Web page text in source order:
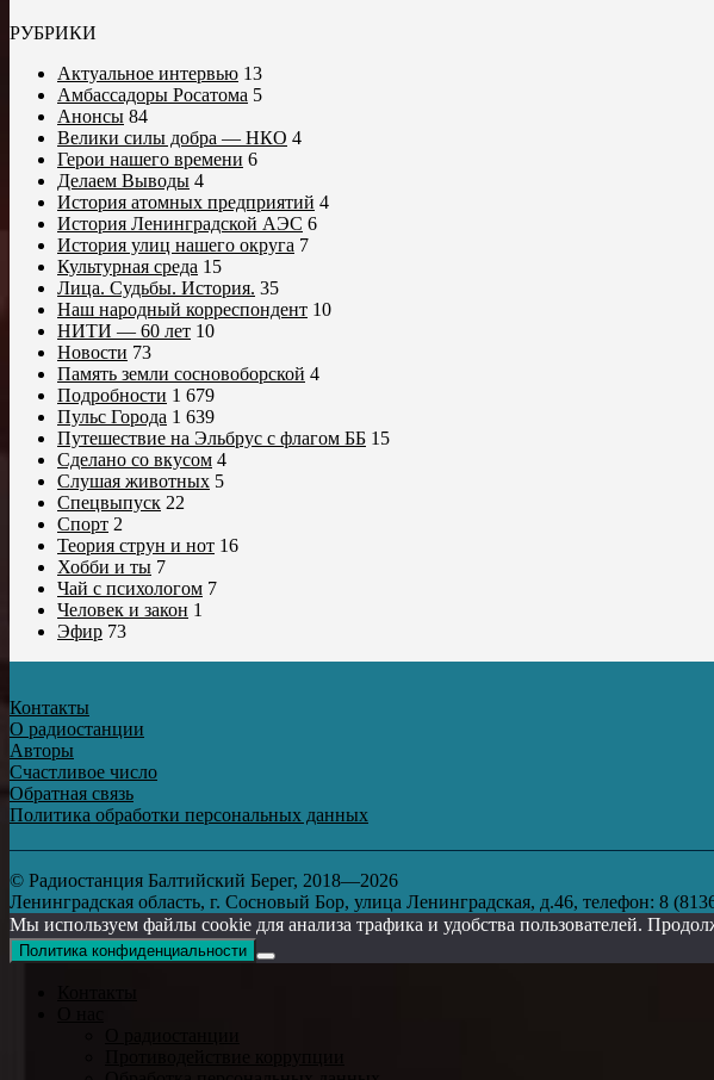
РУБРИКИ
Актуальное интервью 13
Амбассадоры Росатома 5
Анонсы 84
Велики силы добра — НКО 4
Герои нашего времени 6
Делаем Выводы 4
История атомных предприятий 4
История Ленинградской АЭС 6
История улиц нашего округа 7
Культурная среда 15
Лица. Судьбы. История. 35
Наш народный корреспондент 10
НИТИ — 60 лет 10
Новости 73
Память земли сосновоборской 4
Подробности 1 679
Пульс Города 1 639
Путешествие на Эльбрус с флагом ББ 15
Сделано со вкусом 4
Слушая животных 5
Спецвыпуск 22
Спорт 2
Теория струн и нот 16
Хобби и ты 7
Чай с психологом 7
Человек и закон 1
Эфир 73
Контакты
О радиостанции
Авторы
Счастливое число
Обратная связь
Политика обработки персональных данных
© Радиостанция Балтийский Берег, 2018—2026
Ленинградская область, г. Сосновый Бор, улица Ленинградская, д.46, телефон: 8
Мы используем файлы cookie для анализа трафика и удобства пользователей.
Политика конфиденциальности